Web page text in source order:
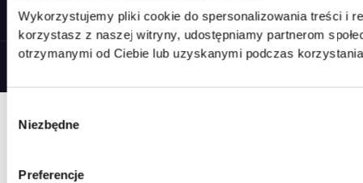
Wykorzystujemy pliki cookie do spersonalizowania treści i
korzystasz z naszej witryny, udostępniamy partnerom
otrzymanymi od Ciebie lub uzyskanymi podczas
zgody
Niezbędne
Preferencje